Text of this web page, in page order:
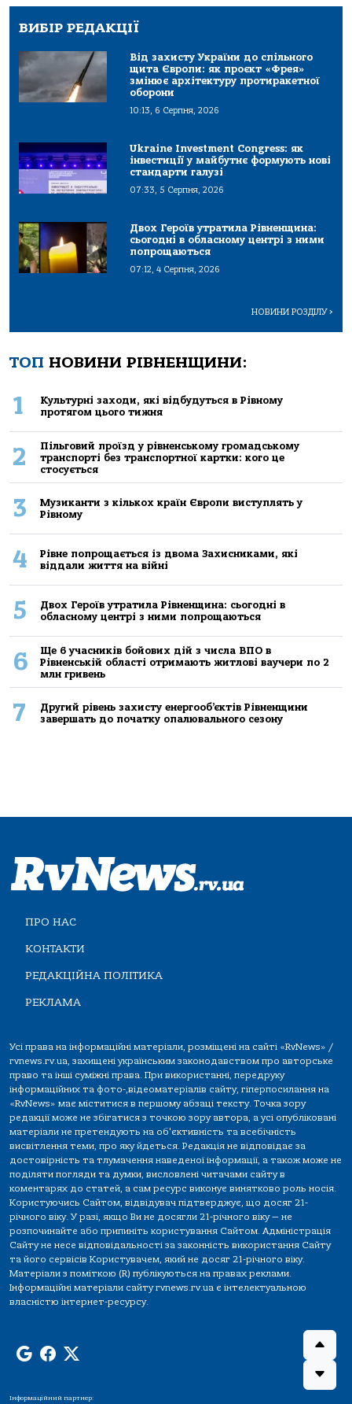
ВИБІР РЕДАКЦІЇ
Від захисту України до спільного
щита Європи: як проєкт «Фрея»
змінює архітектуру протиракетної
оборони
10:13, 6 Серпня, 2026
Ukraine Investment Congress: як
інвестиції у майбутнє формують нові
стандарти галузі
07:33, 5 Серпня, 2026
Двох Героїв утратила Рівненщина:
сьогодні в обласному центрі з ними
попрощаються
07:12, 4 Серпня, 2026
НОВИНИ РОЗДІЛУ>
ТОП НОВИНИ РІВНЕНЩИНИ:
1
Культурні заходи, які відбудуться в Рівному
протягом цього тижня
2
Пільговий проїзд у рівненському громадському
транспорті без транспортної картки: кого це
стосується
3
Музиканти з кількох країн Європи виступлять у
Рівному
4
Рівне попрощається із двома Захисниками, які
віддали життя на війні
5
Двох Героїв утратила Рівненщина: сьогодні в
обласному центрі з ними попрощаються
6
Ще 6 учасників бойових дій з числа ВПО в
Рівненській області отримають житлові ваучери по 2
млн гривень
7
Другий рівень захисту енергооб’єктів Рівненщини
завершать до початку опалювального сезону
ПРО НАС
КОНТАКТИ
РЕДАКЦІЙНА ПОЛІТИКА
РЕКЛАМА
Усі права на інформаційні матеріали, розміщені на сайті «RvNews» /
rvnews.rv.ua, захищені українським законодавством про авторське
право та інші суміжні права. При використанні, передруку
інформаційних та фото-,відеоматеріалів сайту, гіперпосилання на
«RvNews» має міститися в першому абзаці тексту. Точка зору
редакції може не збігатися з точкою зору автора, а усі опубліковані
матеріали не претендують на об'єктивність та всебічність
висвітлення теми, про яку йдеться. Редакція не відповідає за
достовірність та тлумачення наведеної інформації, а також може не
поділяти погляди та думки, висловлені читачами сайту в
коментарях до статей, а сам ресурс виконує винятково роль носія.
Користуючись Сайтом, відвідувач підтверджує, що досяг 21-
річного віку. У разі, якщо Ви не досягли 21-річного віку — не
розпочинайте або припиніть користування Сайтом. Адміністрація
Сайту не несе відповідальності за законність використання Сайту
та його сервісів Користувачем, який не досяг 21-річного віку.
Матеріали з поміткою (R) публікуються на правах реклами.
Інформаційні матеріали сайту rvnews.rv.ua є інтелектуальною
власністю інтернет-ресурсу.
Інформаційний партнер: